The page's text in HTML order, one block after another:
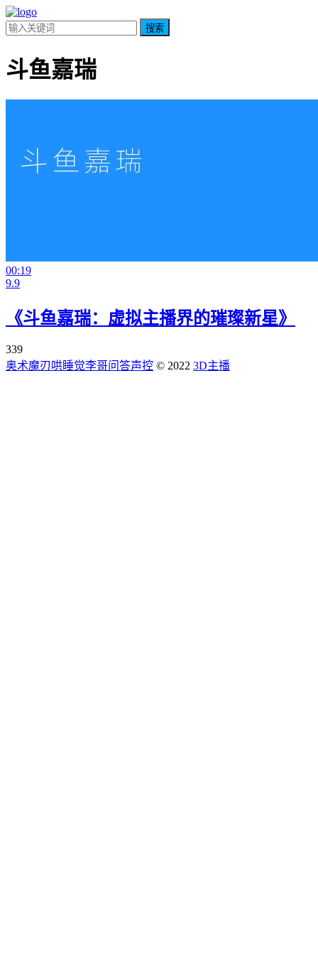
搜索
斗鱼嘉瑞
00:19
9.9
《斗鱼嘉瑞：虚拟主播界的璀璨新星》
339
奥术魔刃 哄睡觉李哥问答声控 © 2022 3D主播